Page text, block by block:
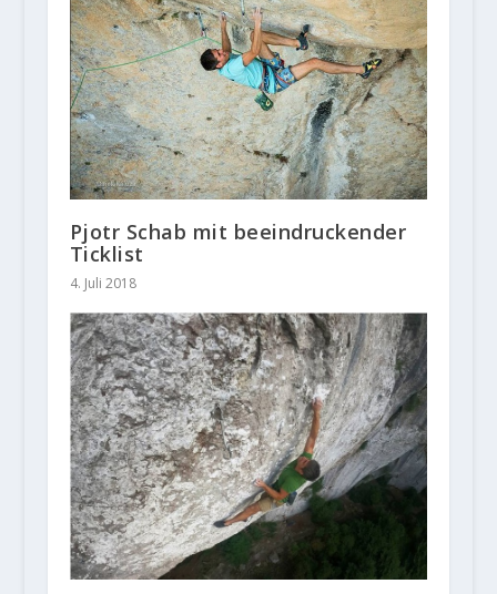
Pjotr Schab mit beeindruckender
Ticklist
4. Juli 2018